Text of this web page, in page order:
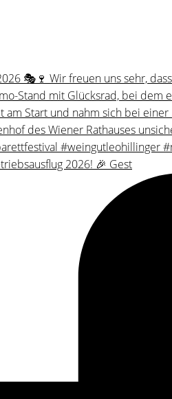
2026! 🎉 Gest